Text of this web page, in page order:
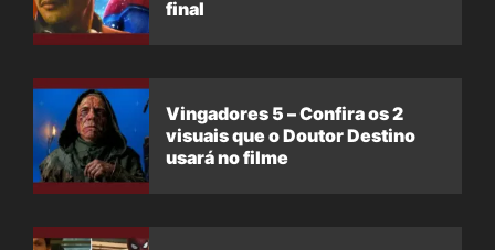
final
Vingadores 5 – Confira os 2
visuais que o Doutor Destino
usará no filme